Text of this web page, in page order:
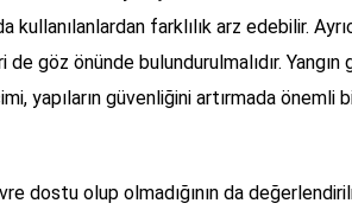
kullanılanlardan farklılık arz edebilir.
göz önünde bulundurulmalıdır. Yangın
yapıların güvenliğini artırmada önemli
dostu olup olmadığının da